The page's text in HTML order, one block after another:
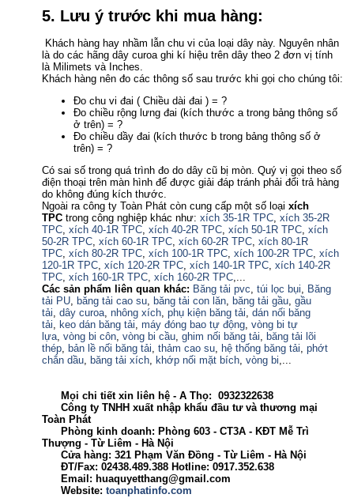
5. Lưu ý trước khi mua hàng:
Khách hàng hay nhầm lẫn chu vi của loại dây này. Nguyên nhân
là do các hãng dây curoa ghi kí hiệu trên dây theo 2 đơn vị tính
là Milimets và Inches.
Khách hàng nên đo các thông số sau trước khi gọi cho chúng tôi:
Đo chu vi đai ( Chiều dài đai ) = ?
Đo chiều rộng lưng đai (kích thước a trong bảng thông số
ở trên) = ?
Đo chiều dầy đai (kích thước b trong bảng thông số ở
trên) = ?
Có sai số trong quá trình đo do dây cũ bị mòn. Quý vị gọi theo số
điện thoại trên màn hình để được giải đáp tránh phải đổi trả hàng
do không đúng kích thước.
Ngoài ra công ty Toàn Phát còn cung cấp một số loại xích
TPC trong công nghiệp khác như: xích 35-1R TPC, xích 35-2R
TPC, xích 40-1R TPC, xích 40-2R TPC, xích 50-1R TPC, xích
50-2R TPC, xích 60-1R TPC, xích 60-2R TPC, xích 80-1R
TPC, xích 80-2R TPC, xích 100-1R TPC, xích 100-2R TPC, xích
120-1R TPC, xích 120-2R TPC, xích 140-1R TPC, xích 140-2R
TPC, xích 160-1R TPC, xích 160-2R TPC,...
Các sản phẩm liên quan khác: Băng tải pvc, túi lọc bụi, Băng
tải PU, băng tải cao su, băng tải con lăn, băng tải gầu, gầu
tải, dây curoa, nhông xích, phụ kiện băng tải, dán nối băng
tải, keo dán băng tải, máy đóng bao tự động, vòng bi tự
lựa, vòng bi côn, vòng bi cầu, ghim nối băng tải, băng tải lõi
thép, bản lề nối băng tải, thảm cao su, hệ thống băng tải, phớt
chắn dầu, băng tải xích, khớp nối mặt bích, vòng bi,...
Mọi chi tiết xin liên hệ - A Thọ: 0932322638
Công ty TNHH xuất nhập khẩu đầu tư và thương mại
Toàn Phát
Phòng kinh doanh: Phòng 603 - CT3A - KĐT Mễ Trì
Thượng - Từ Liêm - Hà Nội
Cửa hàng: 321 Phạm Văn Đồng - Từ Liêm - Hà Nội
ĐT/Fax: 02438.489.388 Hotline: 0917.352.638
Email: huaquyetthang@gmail.com
Website: toanphatinfo.com